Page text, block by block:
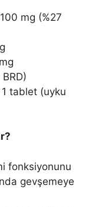
mg (%27
1 tablet (uyku
fonksiyonunu
gevşemeye